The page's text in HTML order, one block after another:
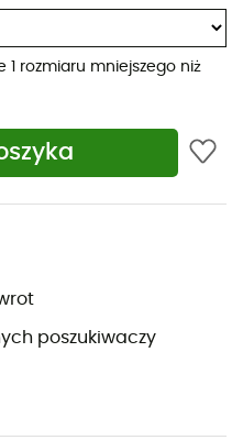
1 rozmiaru mniejszego niż
poszukiwaczy
z minimalistycznym
i zdjęcia, nawet gdy
z osłoną suwaka dla
krój zapewniający
i plecakiem oraz
wyjątkowej swobodzie
na piersi, aby mieć
na karabinek
materiał Capilene®
który
elastyczność,